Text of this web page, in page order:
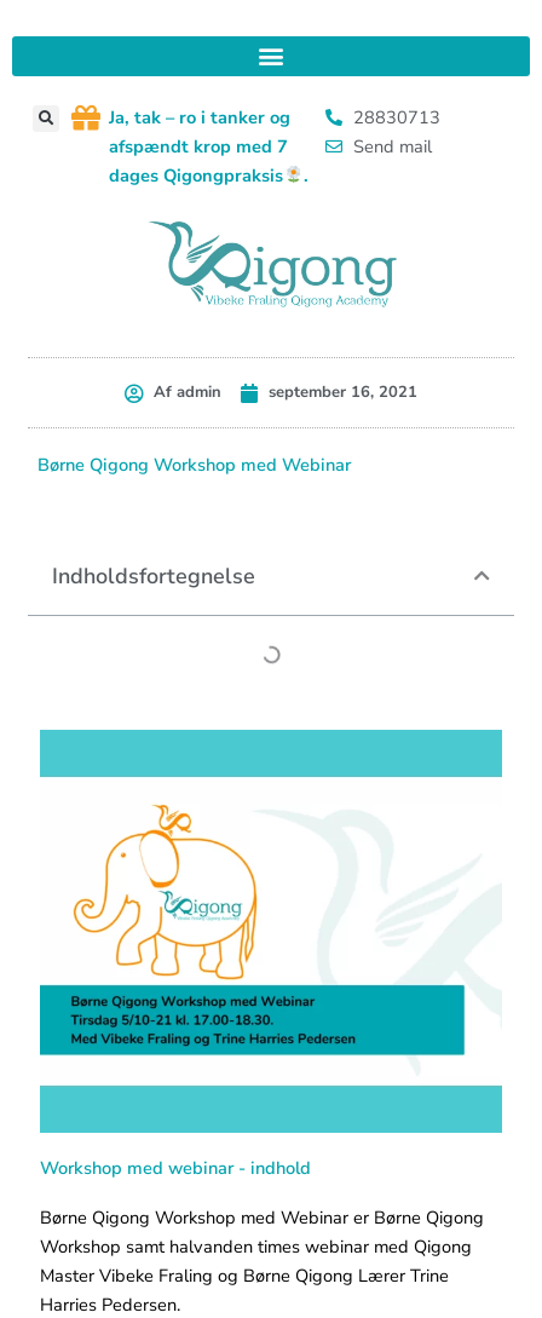
til
indholdet
Ja, tak – ro i tanker og
afspændt krop med 7
dages Qigongpraksis
.
28830713
Send mail
Af admin september 16, 2021
Børne Qigong Workshop med Webinar
Indholdsfortegnelse
Workshop med webinar - indhold
Børne Qigong Workshop med Webinar er Børne Qigong
Workshop samt halvanden times webinar med Qigong
Master Vibeke Fraling og Børne Qigong Lærer Trine
Harries Pedersen.